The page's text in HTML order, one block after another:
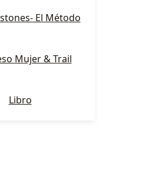
El Método
Mujer & Trail
Libro